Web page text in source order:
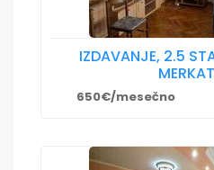
IZDAVANJE, 2.5
650€/mesečno